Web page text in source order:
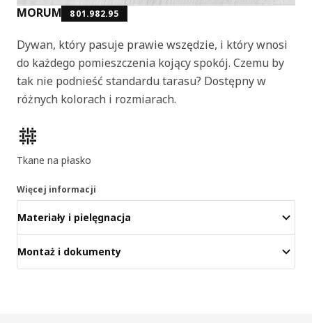
MORUM 801.982.95
Dywan, który pasuje prawie wszędzie, i który wnosi
do każdego pomieszczenia kojący spokój. Czemu by
tak nie podnieść standardu tarasu? Dostępny w
różnych kolorach i rozmiarach.
Cechy produktu
Tkane na płasko
Więcej informacji
Materiały i pielęgnacja
Montaż i dokumenty